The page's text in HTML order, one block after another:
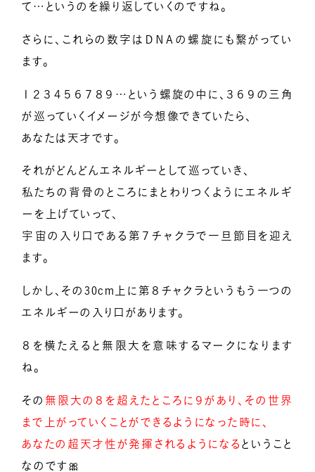
て…というのを繰り返していくのですね。
さらに、これらの数字はＤＮＡの螺旋にも繋がってい
ます。
１２３４５６７８９…という螺旋の中に、３６９の三角
が巡っていくイメージが今想像できていたら、
あなたは天才です。
それがどんどんエネルギーとして巡っていき、
私たちの背骨のところにまとわりつくようにエネルギ
ーを上げていって、
宇宙の入り口である第７チャクラで一旦節目を迎え
ます。
しかし、その30cm上に第８チャクラというもう一つの
エネルギーの入り口があります。
８を横たえると無限大を意味するマークになります
ね。
その 無限大の８を超えたところに９があり、その世界
まで上がっていくことができるようになった時に、
あなたの超天才性が発揮されるようになる ということ
なのです🎀